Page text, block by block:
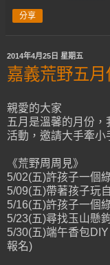
分享
2014年4月25日 星期五
嘉義荒野五
親愛的大家
五月是溫馨的月份
活動，邀請大手牽小
《荒野周周見》
5/02(五)許孩子一個
5/09(五)帶著孩子玩
5/16(五)許孩子一個
5/23(五)尋找玉山懸
5/30(五)端午香包
報名)